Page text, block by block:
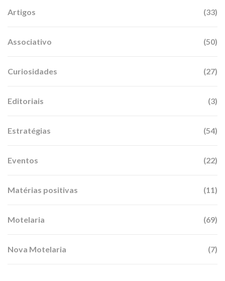
Artigos (33)
Associativo (50)
Curiosidades (27)
Editoriais (3)
Estratégias (54)
Eventos (22)
Matérias positivas (11)
Motelaria (69)
Nova Motelaria (7)